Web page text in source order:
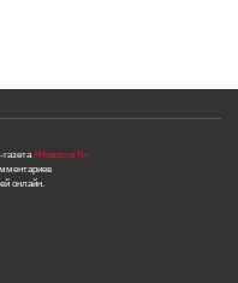
газета«Новости N»
онлайн.